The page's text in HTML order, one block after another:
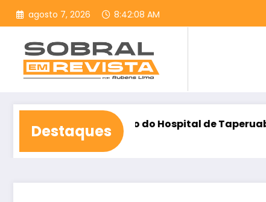
Pular
para
conteúdo
agosto 7, 2026 8:42:09 AM
Destaques
para construção do Hospital de Taperuaba